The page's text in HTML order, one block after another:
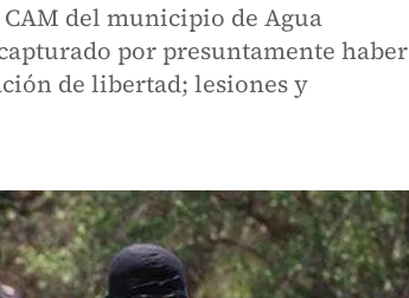
del municipio de Agua
por presuntamente haber
de libertad; lesiones y